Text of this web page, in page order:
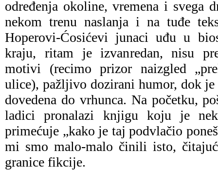
određenja okoline, vremena i svega
nekom trenu naslanja i na tuđe
Hoperovi-Ćosićevi junaci uđu u
kraju, ritam je izvanredan, nisu
motivi (recimo prizor naizgled
ulice), pažljivo dozirani humor, dok
dovedena do vrhunca. Na početku,
ladici pronalazi knjigu koju je
primećuje „kako je taj podvlačio
mi smo malo-malo činili isto,
granice fikcije.